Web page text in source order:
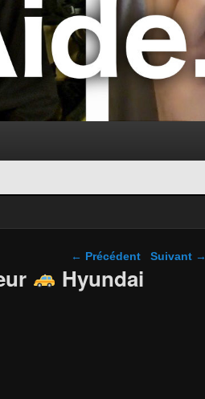
Navigation dans les
← Précédent Suivant →
Hyundai